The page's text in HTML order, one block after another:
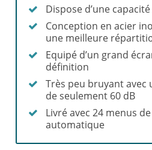
Dispose d’une
Conception en acier
une meilleure
Equipé d’un grand
définition
Très peu bruyant avec
de seulement 60 dB
Livré avec 24 menus
automatique